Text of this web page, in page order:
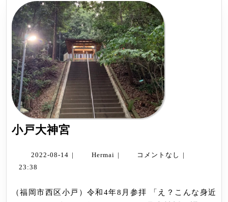
小戸大神宮
大
2022-08-14 2022-
| Hermai Hermai
| コメントなし
|
23:38
（福岡市西区小戸）令和4年8月参拝 「え？こんな身近